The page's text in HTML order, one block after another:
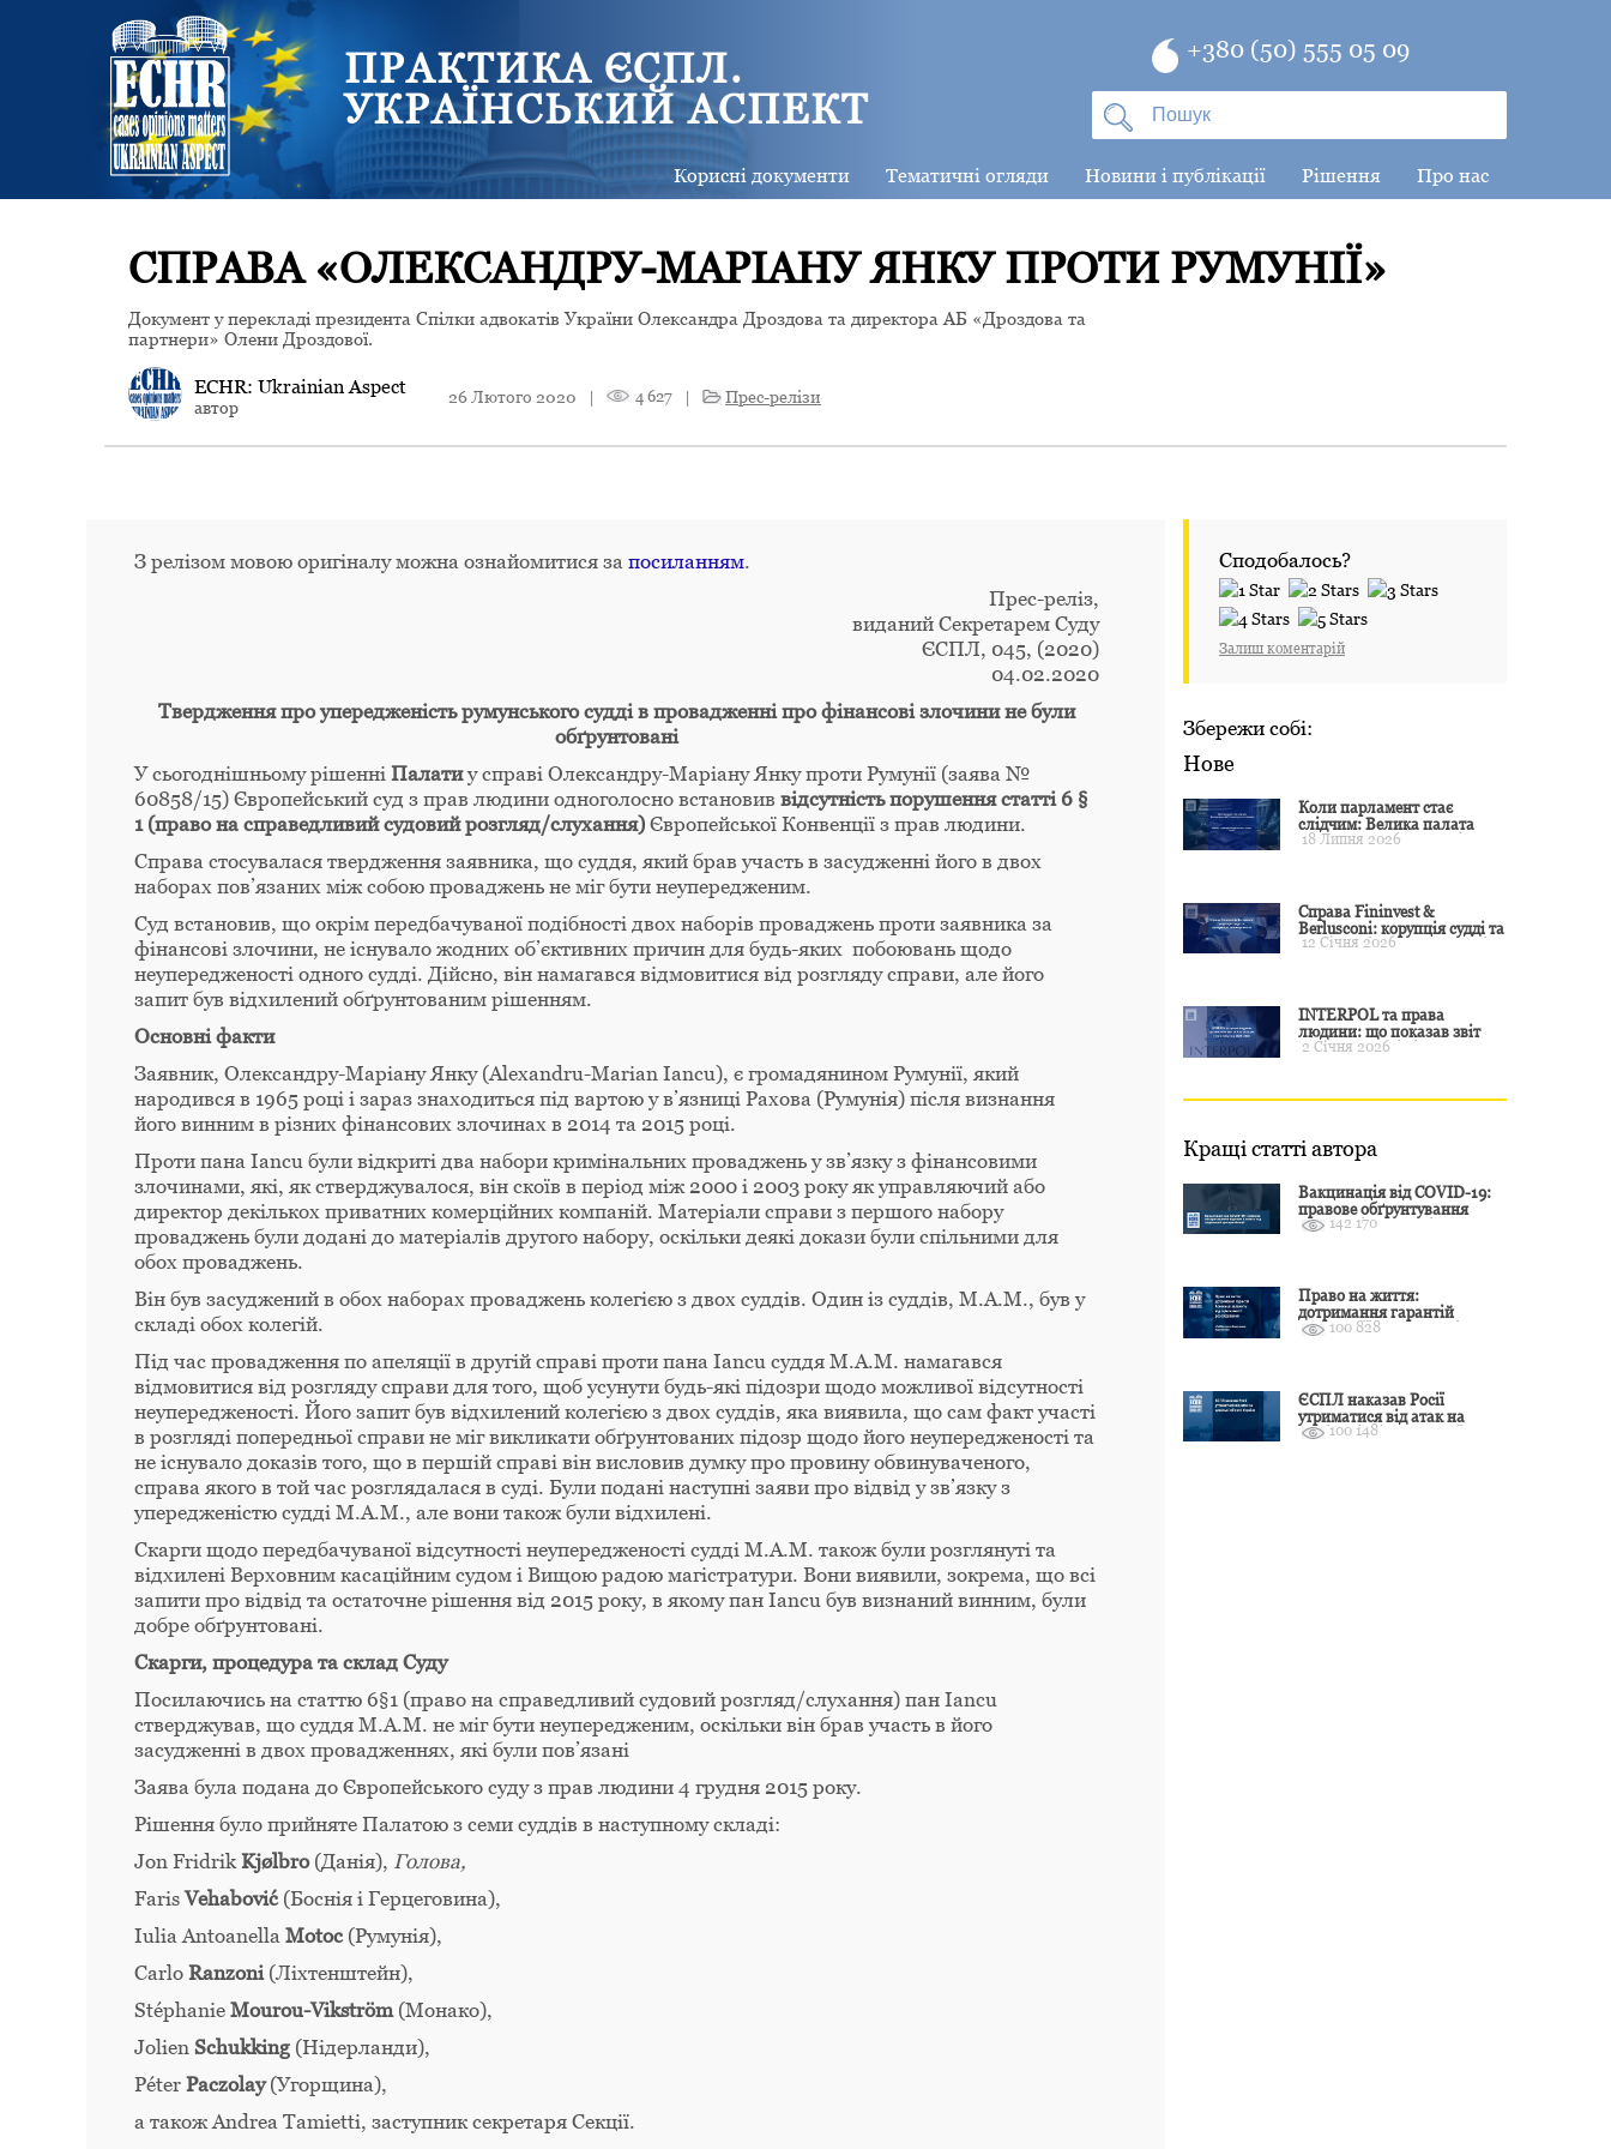
ПРАКТИКА ЄСПЛ.
УКРАЇНСЬКИЙ АСПЕКТ
+380 (50) 555 05 09
Корисні документи Тематичні огляди Новини і публікації Рішення Про нас
СПРАВА «ОЛЕКСАНДРУ-МАРІАНУ ЯНКУ ПРОТИ РУМУНІЇ»
Документ у перекладі президента Спілки адвокатів України Олександра Дроздова та директора АБ «Дроздова та
партнери» Олени Дроздової.
ECHR: Ukrainian Aspect
автор
26 Лютого 2020 | 4 627 | Прес-релізи
З релізом мовою оригіналу можна ознайомитися за посиланням.
Прес-реліз,
виданий Секретарем Суду
ЄСПЛ, 045, (2020)
04.02.2020
Твердження про упередженість румунського судді в провадженні про фінансові злочини не були
обґрунтовані
У сьогоднішньому рішенні Палатиу справі Олександру-Маріану Янку проти Румунії (заява №
60858/15) Європейський суд з прав людини одноголосно встановив відсутність порушення статті 6 §
1 (право на справедливий судовий розгляд/слухання) Європейської Конвенції з прав людини.
Справа стосувалася твердження заявника, що суддя, який брав участь в засудженні його в двох
наборах пов’язаних між собою проваджень не міг бути неупередженим.
Суд встановив, що окрім передбачуваної подібності двох наборів проваджень проти заявника за
фінансові злочини, не існувало жодних об’єктивних причин для будь-яких побоювань щодо
неупередженості одного судді. Дійсно, він намагався відмовитися від розгляду справи, але його
запит був відхилений обґрунтованим рішенням.
Основні факти
Заявник, Олександру-Маріану Янку (Alexandru-Marian Iancu), є громадянином Румунії, який
народився в 1965 році і зараз знаходиться під вартою у в’язниці Рахова (Румунія) після визнання
його винним в різних фінансових злочинах в 2014 та 2015 році.
Проти пана Iancu були відкриті два набори кримінальних проваджень у зв’язку з фінансовими
злочинами, які, як стверджувалося, він скоїв в період між 2000 і 2003 року як управляючий або
директор декількох приватних комерційних компаній. Матеріали справи з першого набору
проваджень були додані до матеріалів другого набору, оскільки деякі докази були спільними для
обох проваджень.
Він був засуджений в обох наборах проваджень колегією з двох суддів. Один із суддів, М.А.М., був у
складі обох колегій.
Під час провадження по апеляції в другій справі проти пана Iancu суддя М.А.М. намагався
відмовитися від розгляду справи для того, щоб усунути будь-які підозри щодо можливої відсутності
неупередженості. Його запит був відхилений колегією з двох суддів, яка виявила, що сам факт участі
в розгляді попередньої справи не міг викликати обґрунтованих підозр щодо його неупередженості та
не існувало доказів того, що в першій справі він висловив думку про провину обвинуваченого,
справа якого в той час розглядалася в суді. Були подані наступні заяви про відвід у зв’язку з
упередженістю судді M.A.M., але вони також були відхилені.
Скарги щодо передбачуваної відсутності неупередженості судді М.А.М. також були розглянуті та
відхилені Верховним касаційним судом і Вищою радою магістратури. Вони виявили, зокрема, що всі
запити про відвід та остаточне рішення від 2015 року, в якому пан Iancu був визнаний винним, були
добре обґрунтовані.
Скарги, процедура та склад Суду
Посилаючись на статтю 6§1 (право на справедливий судовий розгляд/слухання) пан Iancu
стверджував, що суддя М.А.М. не міг бути неупередженим, оскільки він брав участь в його
засудженні в двох провадженнях, які були пов’язані
Заява була подана до Європейського суду з прав людини 4 грудня 2015 року.
Рішення було прийняте Палатою з семи суддів в наступному складі:
Jon FridrikKjølbro (Данія), Голова,
FarisVehabović (Боснія і Герцеговина),
Iulia Antoanella Motoc (Румунія),
Carlo Ranzoni (Ліхтенштейн),
Stéphanie Mourou-Vikström (Монако),
Jolien Schukking (Нідерланди),
Péter Paczolay(Угорщина),
а також Andrea Tamietti, заступник секретаря Секції.
Сподобалось?
Залиш коментарій
Збережи собі:
Нове
Коли парламент стає
слідчим: Велика палата
ЄСПЛ окреслила межі
18 Липня 2026
Справа Fininvest &
Berlusconi: корупція судді та
презумпція невинуватості
12 Січня 2026
INTERPOL та права
людини: що показав звіт
CCF за 2024 рік і чого чекати
2 Січня 2026
Кращі статті автора
Вакцинація від COVID-19:
правове обґрунтування
відмови і захист від
142 170
Право на життя:
дотримання гарантій
Конвенції залежить від
100 828
ЄСПЛ наказав Росії
утриматися від атак на
цивільні об’єкти України
100 148